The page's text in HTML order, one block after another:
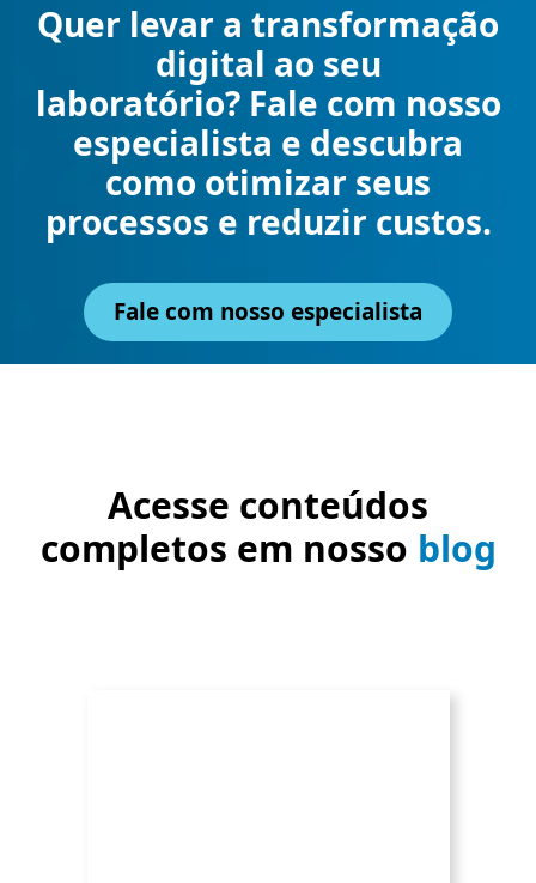
Quer levar a transformação
digital ao seu
laboratório? Fale com nosso
especialista e descubra
como otimizar seus
processos e reduzir custos.
Fale com nosso especialista
Acesse conteúdos
completos em nosso blog